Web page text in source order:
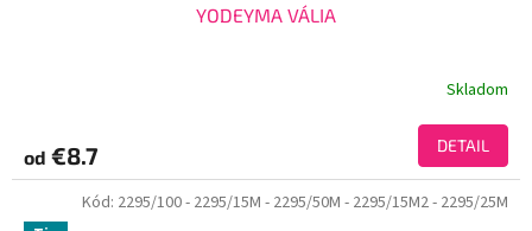
YODEYMA VÁLIA
Skladom
od €8.7 DETAIL
Kód: 2295/100- 2295/15M - 2295/50M - 2295/15M2- 2295/25M